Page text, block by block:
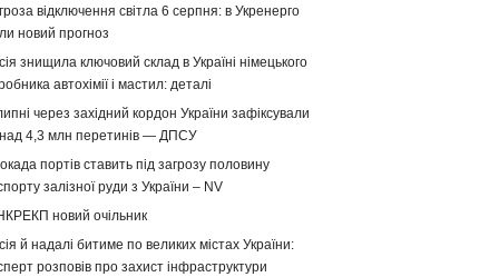
відключення світла 6 серпня: в Укренерго
новий прогноз
знищила ключовий склад в Україні німецького
автохімії і мастил: деталі
через західний кордон України зафіксували
4,3 млн перетинів — ДПСУ
портів ставить під загрозу половину
залізної руди з України – NV
новий очільник
й надалі битиме по великих містах України:
розповів про захист інфраструктури